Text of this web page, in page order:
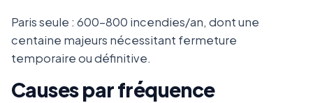
Paris seule : 600-800 incendies/an, dont une
centaine majeurs nécessitant fermeture
temporaire ou définitive.
Causes par fréquence